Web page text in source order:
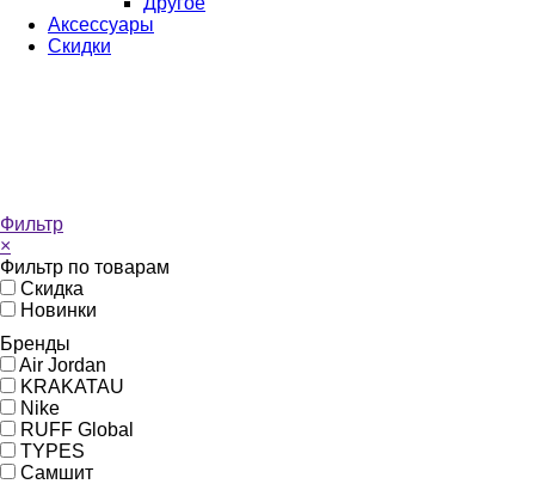
Аксессуары
Скидки
Фильтр
×
Фильтр по товарам
Скидка
Новинки
Бренды
Air Jordan
KRAKATAU
Nike
RUFF Global
TYPES
Самшит